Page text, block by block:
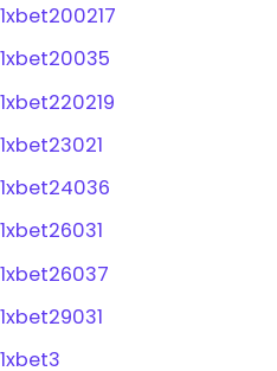
1xbet200217
1xbet20035
1xbet220219
1xbet23021
1xbet24036
1xbet26031
1xbet26037
1xbet29031
1xbet3